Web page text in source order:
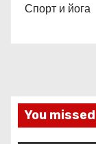
Спорт и йога
You missed